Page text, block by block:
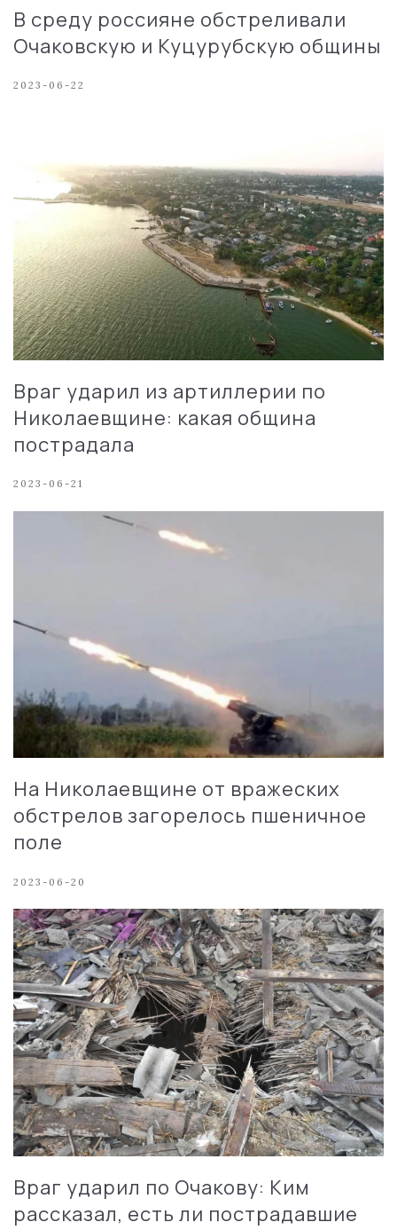
В среду россияне обстреливали
Очаковскую и Куцурубскую общины
2023-06-22
Враг ударил из артиллерии по
Николаевщине: какая община
пострадала
2023-06-21
На Николаевщине от вражеских
обстрелов загорелось пшеничное
поле
2023-06-20
Враг ударил по Очакову: Ким
рассказал, есть ли пострадавшие